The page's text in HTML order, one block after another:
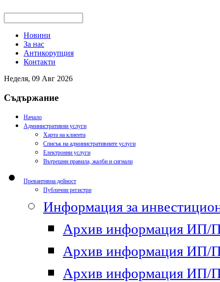
Новини
За нас
Антикорупция
Контакти
Неделя, 09 Авг 2026
Съдържание
Начало
Административни услуги
Харта на клиента
Списък на административните услуги
Електронни услуги
Вътрешни правила, жалби и сигнали
Превантивна дейност
Публични регистри
Информация за
Архив информация ИП/
Архив информация ИП/
Архив информация ИП/